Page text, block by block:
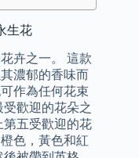
生花
卉之一。 這款
濃郁的香味而
作為任何花束
歡迎的花朵之
五受歡迎的花
色，黃色和紅